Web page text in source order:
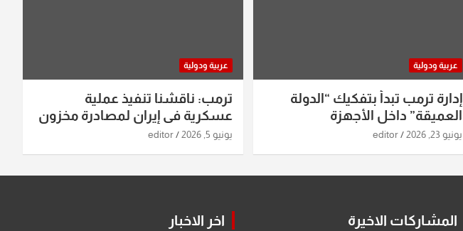
عربية ودولية
إدارة ترمب تبدأ بتفكيك “الدولة
العميقة” داخل الأجهزة
الاستخباراتية
يونيو 23, 2026 editor
عربية ودولية
ترمب: ناقشنا تنفيذ عملية
عسكرية في إيران لمصادرة مخزون
اليورانيوم
يونيو 5, 2026 editor
المشاركات الاخيرة اخر الاخبار